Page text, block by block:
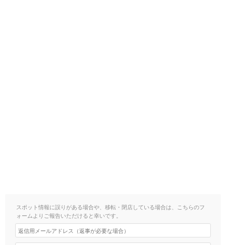
スポット情報に誤りがある場合や、移転・閉店している場合は、こちらのフ
ォームよりご報告いただけると幸いです。